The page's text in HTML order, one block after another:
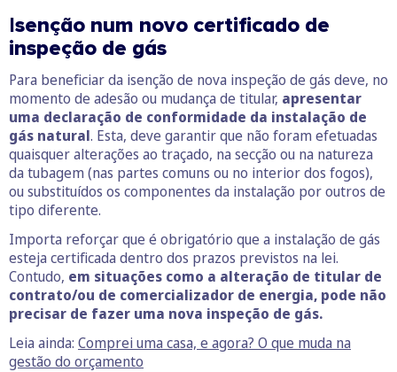
Isenção num novo certificado de
inspeção de gás
Para beneficiar da isenção de nova inspeção de gás deve, no
momento de adesão ou mudança de titular, apresentar
uma declaração de conformidade da instalação de
gás natural. Esta, deve garantir que não foram efetuadas
quaisquer alterações ao traçado, na secção ou na natureza
da tubagem (nas partes comuns ou no interior dos fogos),
ou substituídos os componentes da instalação por outros de
tipo diferente.
Importa reforçar que é obrigatório que a instalação de gás
esteja certificada dentro dos prazos previstos na lei.
Contudo, em situações como a alteração de titular de
contrato/ou de comercializador de energia, pode não
precisar de fazer uma nova inspeção de gás.
Leia ainda: Comprei uma casa, e agora? O que muda na
gestão do orçamento